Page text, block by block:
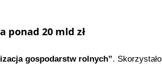
ponad 20 mld zł
gospodarstw rolnych”. Skorzystało